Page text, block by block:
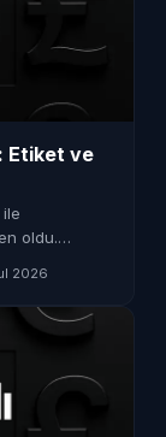
Etiket ve
oldu.
2026